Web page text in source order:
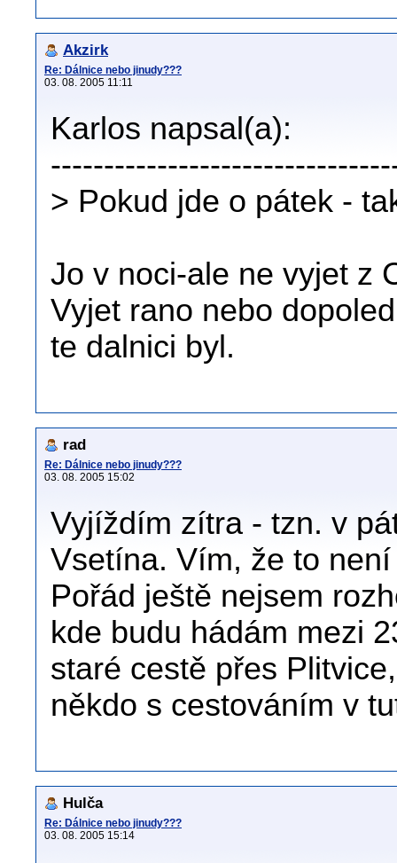
Akzirk
Re: Dálnice nebo jinudy???
03. 08. 2005 11:11
Karlos napsal(a):
> Pokud jde o pátek -
Jo v noci-ale ne vyjet z
Vyjet rano nebo
te dalnici byl.
rad
Re: Dálnice nebo jinudy???
03. 08. 2005 15:02
Vyjíždím zítra - tzn. v
Vsetína. Vím, že to
Pořád ještě nejsem
kde budu hádám mezi
staré cestě přes
někdo s cestováním v
Hulča
Re: Dálnice nebo jinudy???
03. 08. 2005 15:14